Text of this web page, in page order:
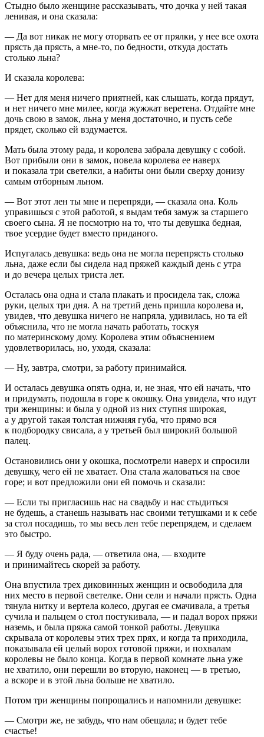
Стыдно было женщине рассказывать, что дочка у ней такая
ленивая, и она сказала:
— Да вот никак не могу оторвать ее от прялки, у нее все охота
прясть да прясть, а мне-то, по бедности, откуда достать
столько льна?
И сказала королева:
— Нет для меня ничего приятней, как слышать, когда прядут,
и нет ничего мне милее, когда жужжат веретена. Отдайте мне
дочь свою в замок, льна у меня достаточно, и пусть себе
прядет, сколько ей вздумается.
Мать была этому рада, и королева забрала девушку с собой.
Вот прибыли они в замок, повела королева ее наверх
и показала три светелки, а набиты они были сверху донизу
самым отборным льном.
— Вот этот лен ты мне и перепряди, — сказала она. Коль
управишься с этой работой, я выдам тебя замуж за старшего
своего сына. Я не посмотрю на то, что ты девушка бедная,
твое усердие будет вместо приданого.
Испугалась девушка: ведь она не могла перепрясть столько
льна, даже если бы сидела над пряжей каждый день с утра
и до вечера целых триста лет.
Осталась она одна и стала плакать и просидела так, сложа
руки, целых три дня. А на третий день пришла королева и,
увидев, что девушка ничего не напряла, удивилась, но та ей
объяснила, что не могла начать работать, тоскуя
по материнскому дому. Королева этим объяснением
удовлетворилась, но, уходя, сказала:
— Ну, завтра, смотри, за работу принимайся.
И осталась девушка опять одна, и, не зная, что ей начать, что
и придумать, подошла в горе к окошку. Она увидела, что идут
три женщины: и была у одной из них ступня широкая,
а у другой такая толстая нижняя губа, что прямо вся
к подбородку свисала, а у третьей был широкий большой
палец.
Остановились они у окошка, посмотрели наверх и спросили
девушку, чего ей не хватает. Она стала жаловаться на свое
горе; и вот предложили они ей помочь и сказали:
— Если ты пригласишь нас на свадьбу и нас стыдиться
не будешь, а станешь называть нас своими тетушками и к себе
за стол посадишь, то мы весь лен тебе перепрядем, и сделаем
это быстро.
— Я буду очень рада, — ответила она, — входите
и принимайтесь скорей за работу.
Она впустила трех диковинных женщин и освободила для
них место в первой светелке. Они сели и начали прясть. Одна
тянула нитку и вертела колесо, другая ее смачивала, а третья
сучила и пальцем о стол постукивала, — и падал ворох пряжи
наземь, и была пряжа самой тонкой работы. Девушка
скрывала от королевы этих трех прях, и когда та приходила,
показывала ей целый ворох готовой пряжи, и похвалам
королевы не было конца. Когда в первой комнате льна уже
не хватило, они перешли во вторую, наконец — в третью,
а вскоре и в этой льна больше не хватило.
Потом три женщины попрощались и напомнили девушке:
— Смотри же, не забудь, что нам обещала; и будет тебе
счастье!